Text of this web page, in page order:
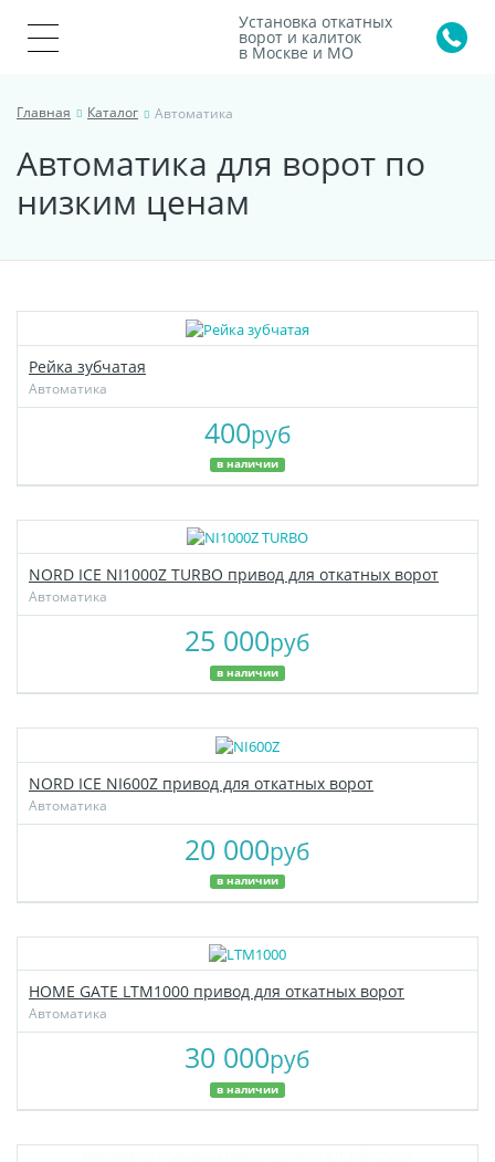
Установка откатных
ворот и калиток
в Москве и МО
Главная Каталог Автоматика
Автоматика для ворот по
низким ценам
Рейка зубчатая
Автоматика
400руб
в наличии
NORD ICE NI1000Z TURBO привод для откатных ворот
Автоматика
25 000руб
в наличии
NORD ICE NI600Z привод для откатных ворот
Автоматика
20 000руб
в наличии
HOME GATE LTM1000 привод для откатных ворот
Автоматика
30 000руб
в наличии